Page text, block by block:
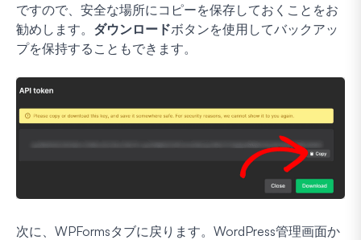
ですので、安全な場所にコピーを保存しておくことをお
勧めします。 ダウンロードボタンを使用してバックアッ
プを保持することもできます。
次に、WPFormsタブに戻ります。WordPress管理画面か